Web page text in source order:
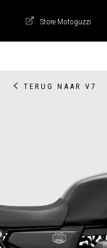
Store Motoguzzi
Store Motoguzzi
TERUG NAAR V7